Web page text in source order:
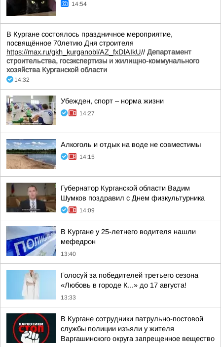
14:54
В Кургане состоялось праздничное мероприятие,
посвящённое 70летию Дня строителя
https://max.ru/gkh_kurganobl/AZ_fxDlAIkU// Департамент
строительства, госэкспертизы и жилищно-коммунального
хозяйства Курганской области
14:32
Убежден, спорт – норма жизни
14:27
Алкоголь и отдых на воде не совместимы
14:15
Губернатор Курганской области Вадим
Шумков поздравил с Днем физкультурника
14:09
В Кургане у 25-летнего водителя нашли
мефедрон
13:40
Голосуй за победителей третьего сезона
«Любовь в городе К...» до 17 августа!
13:33
В Кургане сотрудники патрульно-постовой
службы полиции изъяли у жителя
Варгашинского округа запрещенное вещество